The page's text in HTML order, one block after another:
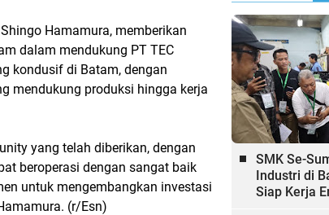
Hamamura, memberikan
dalam mendukung PT TEC
kondusif di Batam, dengan
mendukung produksi hingga kerja
yang telah diberikan, dengan
beroperasi dengan sangat baik
untuk mengembangkan investasi
(r/Esn)
SMK Se-
Industri di
Siap Kerja